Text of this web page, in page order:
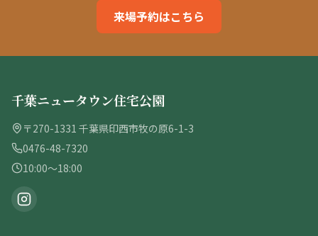
来場予約はこちら
千葉ニュータウン住宅公園
〒270-1331 千葉県印西市牧の原6-1-3
0476-48-7320
10:00〜18:00